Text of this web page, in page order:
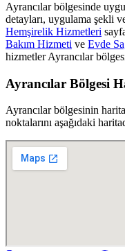
Ayrancılarbölgesinde
detayları, uygulama şekli
Hemşirelik Hizmetleri
Bakım Hizmeti ve Evde
hizmetlerAyrancılar
Ayrancılar Bölgesi
Ayrancılarbölgesinin
noktalarını aşağıdaki